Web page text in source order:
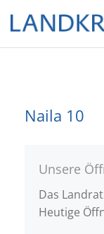
Naila 10
Unsere
Das
Heutige